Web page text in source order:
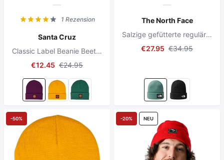
1 Rezension
Santa Cruz
Classic Label Beanie Beetroot
€12.45 €24.95
The North Face
Salzige gefütterte reguläre Beanie Dunkel Salbei
€27.95 €34.95
-50% -20% NEU